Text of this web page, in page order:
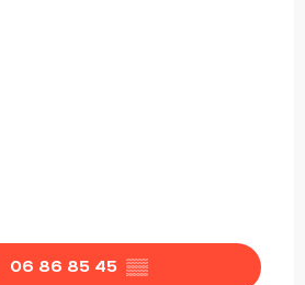
06 86 85 45 ▒▒